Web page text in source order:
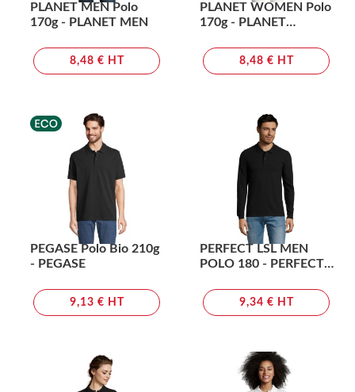
PLANET MEN Polo
170g - PLANET MEN
8,48 € HT
PLANET WOMEN Polo
170g - PLANET
8,48 € HT
PEGASE Polo Bio 210g
- PEGASE
9,13 € HT
PERFECT LSL MEN
POLO 180 - PERFECT
9,34 € HT